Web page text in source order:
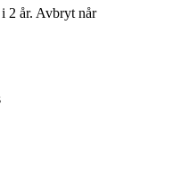
2 år. Avbryt når